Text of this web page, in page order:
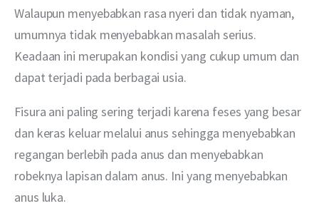
Walaupun menyebabkan rasa nyeri dan tidak nyaman,
umumnya tidak menyebabkan masalah serius.
Keadaan ini merupakan kondisi yang cukup umum dan
dapat terjadi pada berbagai usia.
Fisura ani paling sering terjadi karena feses yang besar
dan keras keluar melalui anus sehingga menyebabkan
regangan berlebih pada anus dan menyebabkan
robeknya lapisan dalam anus. Ini yang menyebabkan
anus luka.